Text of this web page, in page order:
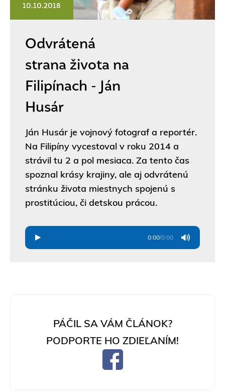
Odvrátená
strana života na
Filipínach - Ján
Husár
Ján Husár je vojnový fotograf a reportér.
Na Filipíny vycestoval v roku 2014 a
strávil tu 2 a pol mesiaca. Za tento čas
spoznal krásy krajiny, ale aj odvrátenú
stránku života miestnych spojenú s
prostitúciou, či detskou prácou.
0:00/0:00
10.10.2018
PÁČIL SA VÁM ČLÁNOK?
PODPORTE HO ZDIEĽANÍM!